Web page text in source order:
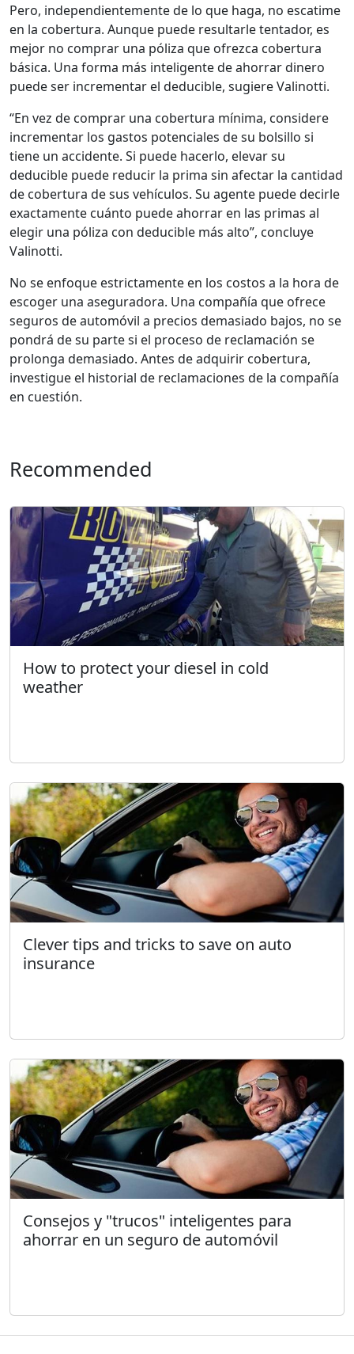
Pero, independientemente de lo que haga, no escatime
en la cobertura. Aunque puede resultarle tentador, es
mejor no comprar una póliza que ofrezca cobertura
básica. Una forma más inteligente de ahorrar dinero
puede ser incrementar el deducible, sugiere Valinotti.
“En vez de comprar una cobertura mínima, considere
incrementar los gastos potenciales de su bolsillo si
tiene un accidente. Si puede hacerlo, elevar su
deducible puede reducir la prima sin afectar la cantidad
de cobertura de sus vehículos. Su agente puede decirle
exactamente cuánto puede ahorrar en las primas al
elegir una póliza con deducible más alto”, concluye
Valinotti.
No se enfoque estrictamente en los costos a la hora de
escoger una aseguradora. Una compañía que ofrece
seguros de automóvil a precios demasiado bajos, no se
pondrá de su parte si el proceso de reclamación se
prolonga demasiado. Antes de adquirir cobertura,
investigue el historial de reclamaciones de la compañía
en cuestión.
Recommended
How to protect your diesel in cold
weather
Clever tips and tricks to save on auto
insurance
Consejos y "trucos" inteligentes para
ahorrar en un seguro de automóvil